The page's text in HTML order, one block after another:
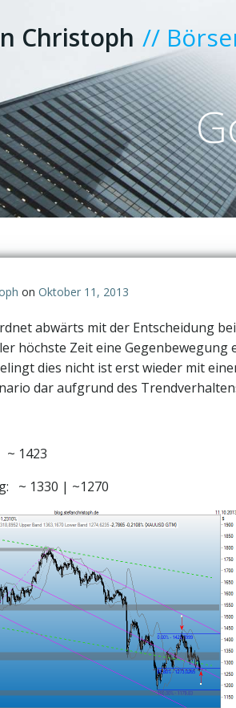
Christoph //
on Oktober 11, 2013
abwärts mit der Entscheidung
höchste Zeit eine
dies nicht ist erst wieder mit
dar aufgrund des
1423
~ 1330 | ~1270